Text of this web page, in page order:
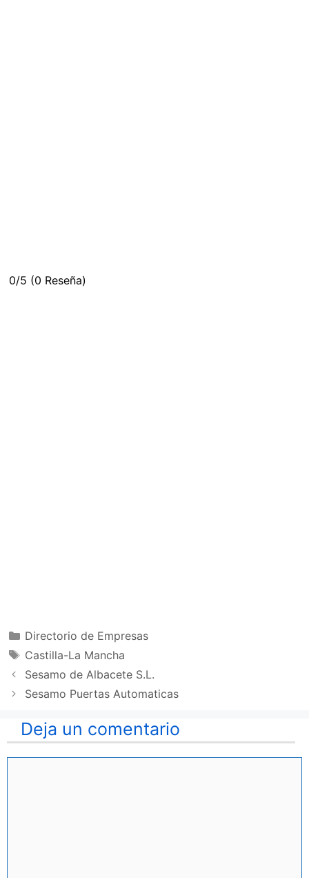
0/5 (0 Reseña)
Categorías
Directorio de Empresas
Etiquetas
Castilla-La Mancha
Sesamo de Albacete S.L.
Sesamo Puertas Automaticas
Deja un comentario